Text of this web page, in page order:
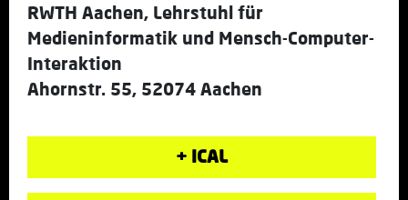
RWTH Aachen, Lehrstuhl für
Medieninformatik und Mensch-Computer-
Interaktion
Ahornstr. 55, 52074 Aachen
+ ICAL